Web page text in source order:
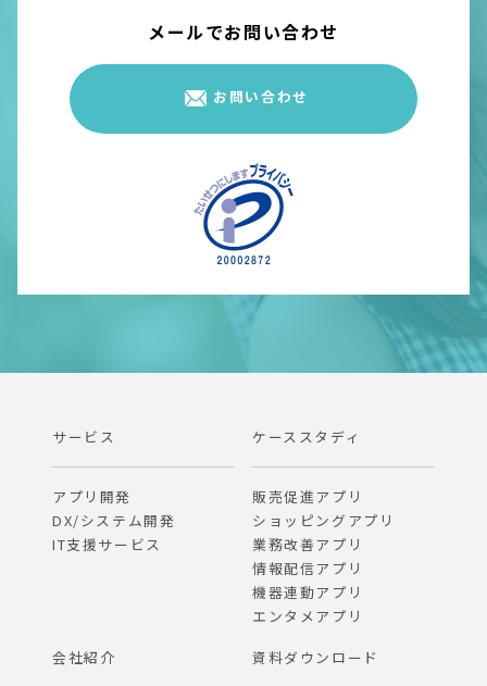
メールでお問い合わせ
お問い合わせ
サービス
アプリ開発
DX/システム開発
IT支援サービス
ケーススタディ
販売促進アプリ
ショッピングアプリ
業務改善アプリ
情報配信アプリ
機器連動アプリ
エンタメアプリ
会社紹介
資料ダウンロード